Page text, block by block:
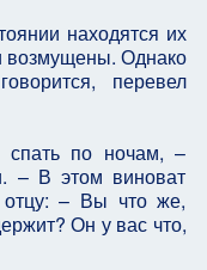
находятся их
возмущены. Однако
перевел
по ночам, –
– В этом виноват
– Вы что же,
Он у вас что,